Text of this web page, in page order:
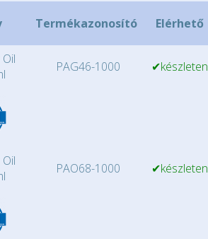
Termékazonosító Elérhető
PAG46-1000 ✔készleten
PAO68-1000 ✔készleten